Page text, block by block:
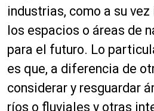
industrias, como a su
los espacios o áreas de
para el futuro. Lo
es que, a diferencia de
considerar y resguardar
ríos o fluviales y otras